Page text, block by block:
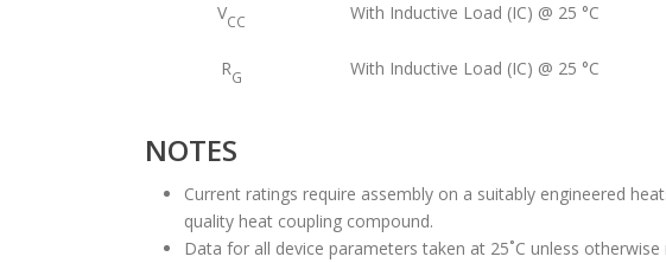
VCC With Inductive Load (IC) @ 25 °C
RG With Inductive Load (IC) @ 25 °C
NOTES
Current ratings require assembly on a suitably engineered
quality heat coupling compound.
Data for all device parameters taken at 25˚C unless otherwise